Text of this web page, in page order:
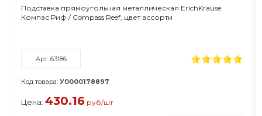
Подставка прямоугольная металлическая ErichKrause
Компас Риф / Compass Reef, цвет ассорти
Арт. 63186
Код товара: У0000178897
Цена: 430.16 руб/шт